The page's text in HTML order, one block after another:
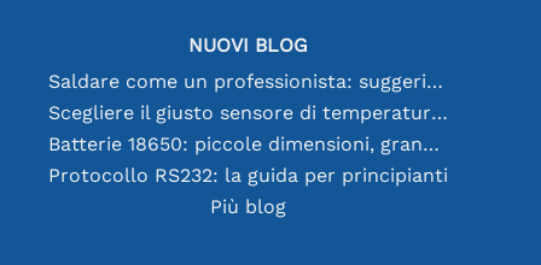
NUOVI BLOG
Saldare come un professionista: suggerimenti per connessioni elettroniche perfette
Scegliere il giusto sensore di temperatura [youtube]
Batterie 18650: piccole dimensioni, grandi prestazioni
Protocollo RS232: la guida per principianti
Più blog